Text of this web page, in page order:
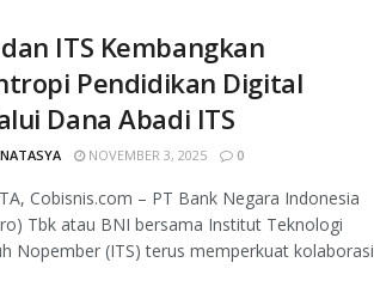
ITS Kembangkan
Pendidikan Digital
Dana Abadi ITS
NOVEMBER 3, 2025 0
Cobisnis.com – PT Bank Negara Indonesia
Tbk atau BNI bersama Institut Teknologi
Nopember (ITS) terus memperkuat kolaborasi